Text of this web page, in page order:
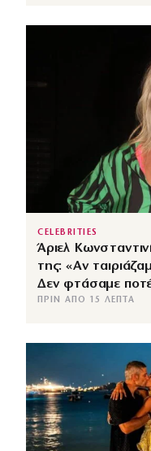
CELEBRITIES
Άριελ
της: «Αν
Δεν φτάσαμε
ΠΡΙΝ ΑΠΌ 15 ΛΕΠΤΆ